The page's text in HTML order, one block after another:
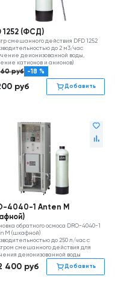
1252 (ФСД)
смешанного действия DFD 1252
до 2 м3/час
деионизованной воды,
катионов и анионов)
руб -18 %
руб Добавить
4040-1 Anten M
обратного осмоса DRO-4040-1
M (шкафной)
до 250 л/час с
смешанного действия для
деионизованной воды
400 руб Добавить